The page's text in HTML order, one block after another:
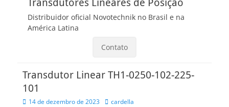
Transdutores Lineares de Posição
Distribuidor oficial Novotechnik no Brasil e na
América Latina
Contato
Transdutor Linear TH1-0250-102-225-
101
Posted
14 de dezembro de 2023 Autor
cardella